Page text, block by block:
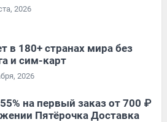
2026
в 180+ странах мира без
и сим-карт
2026
на первый заказ от 700 ₽
Пятёрочка Доставка